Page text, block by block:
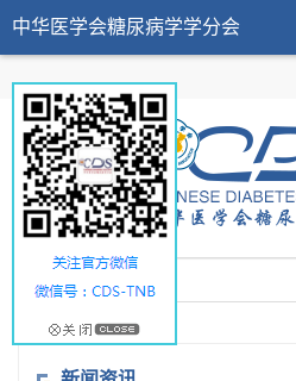
中华医学会糖尿病学学分会